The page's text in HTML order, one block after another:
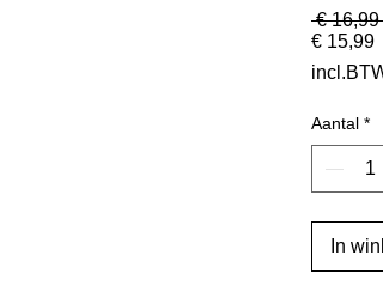
€ 16,99
€ 15,99
incl.BTW
Aantal *
In